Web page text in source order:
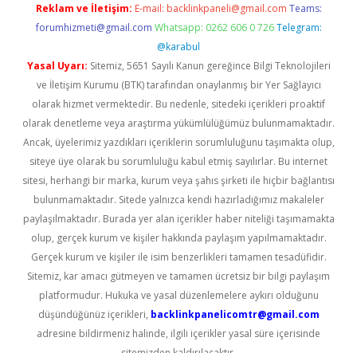
Reklam ve İletişim: E-mail: backlinkpaneli@gmail.com Teams:
forumhizmeti@gmail.com Whatsapp: 0262 606 0 726 Telegram:
@karabul
Yasal Uyarı: Sitemiz, 5651 Sayılı Kanun gereğince Bilgi Teknolojileri
ve İletişim Kurumu (BTK) tarafından onaylanmış bir Yer Sağlayıcı
olarak hizmet vermektedir. Bu nedenle, sitedeki içerikleri proaktif
olarak denetleme veya araştırma yükümlülüğümüz bulunmamaktadır.
Ancak, üyelerimiz yazdıkları içeriklerin sorumluluğunu taşımakta olup,
siteye üye olarak bu sorumluluğu kabul etmiş sayılırlar. Bu internet
sitesi, herhangi bir marka, kurum veya şahıs şirketi ile hiçbir bağlantısı
bulunmamaktadır. Sitede yalnızca kendi hazırladığımız makaleler
paylaşılmaktadır. Burada yer alan içerikler haber niteliği taşımamakta
olup, gerçek kurum ve kişiler hakkında paylaşım yapılmamaktadır.
Gerçek kurum ve kişiler ile isim benzerlikleri tamamen tesadüfidir.
Sitemiz, kar amacı gütmeyen ve tamamen ücretsiz bir bilgi paylaşım
platformudur. Hukuka ve yasal düzenlemelere aykırı olduğunu
düşündüğünüz içerikleri, backlinkpanelicomtr@gmail.com
adresine bildirmeniz halinde, ilgili içerikler yasal süre içerisinde